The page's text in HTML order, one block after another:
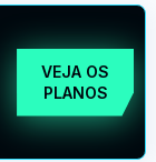
VEJA OS
PLANOS